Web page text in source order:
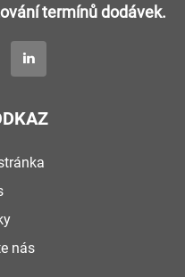
termínů dodávek.
nás